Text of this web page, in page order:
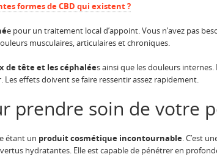
formes de CBD qui existent ?
e pour un traitement local d’appoint. Vous n’avez pas
musculaires, articulaires et chroniques.
de tête et les céphalées ainsi que les douleurs
Les effets doivent se faire ressentir assez rapidement.
prendre soin de votre
étant un produit cosmétique incontournable. C’est
hydratantes. Elle est capable de pénétrer en